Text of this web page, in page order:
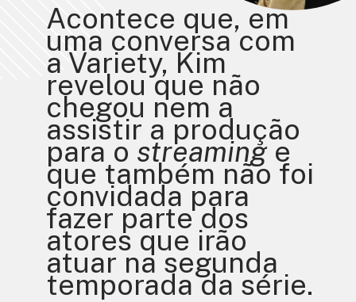
Acontece que, em
uma conversa com
a Variety, Kim
revelou que não
chegou nem a
assistir a produção
para o streaming e
que também não foi
convidada para
fazer parte dos
atores que irão
atuar na segunda
temporada da série.